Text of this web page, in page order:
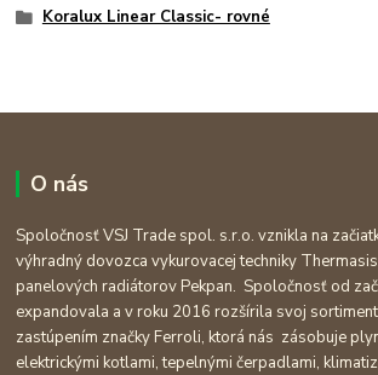
Koralux Linear Classic- rovné
O nás
Spoločnosť VSJ Trade spol. s.r.o. vznikla na
výhradný dovozca vykurovacej techniky
panelových radiátorov Pekpan. Spoločnosť od
expandovala a v roku 2016 rozšírila svoj
zastúpením značky Ferroli, ktorá nás zásobuje
elektrickými kotlami, tepelnými čerpadlami,